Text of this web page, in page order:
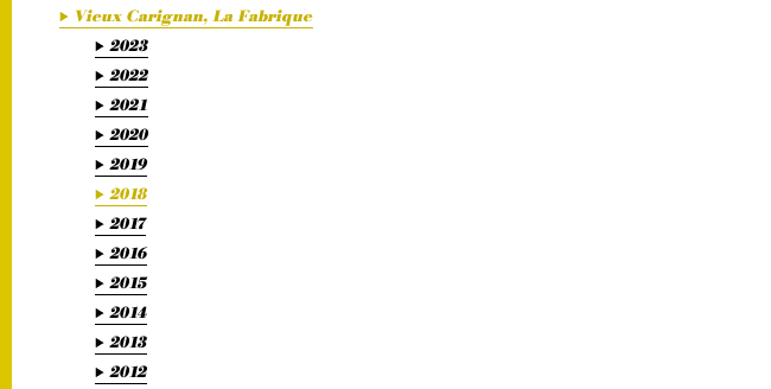
Vieux Carignan, La Fabrique
2023
2022
2021
2020
2019
2018
2017
2016
2015
2014
2013
2012